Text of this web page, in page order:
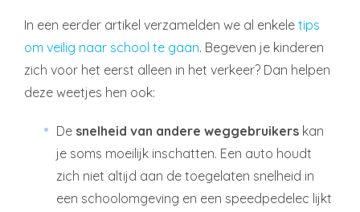
In een eerder artikel verzamelden we al enkele tips
om veilig naar school te gaan. Begeven je kinderen
zich voor het eerst alleen in het verkeer? Dan helpen
deze weetjes hen ook:
De snelheid van andere weggebruikers kan
je soms moeilijk inschatten. Een auto houdt
zich niet altijd aan de toegelaten snelheid in
een schoolomgeving en een speedpedelec lijkt